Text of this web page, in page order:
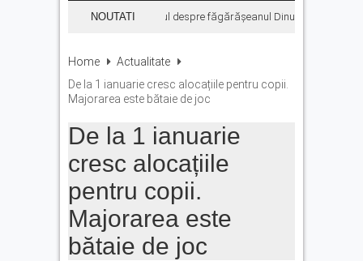
NOUTATI
„Hoinari prin munți”, filmul despre făgărășeanul Dinu Mititeanu, se
Home
Actualitate
De la 1 ianuarie cresc alocațiile pentru copii.
Majorarea este bătaie de joc
De la 1 ianuarie
cresc alocațiile
pentru copii.
Majorarea este
bătaie de joc